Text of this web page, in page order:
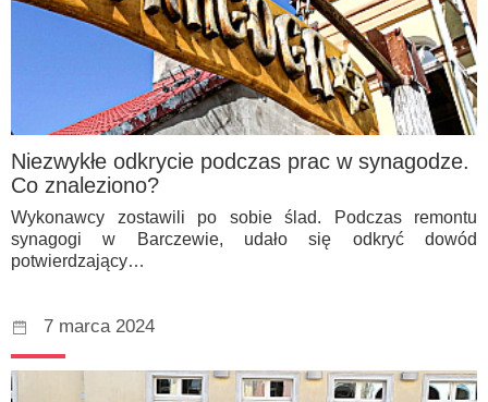
Niezwykłe odkrycie podczas prac w synagodze.
Co znaleziono?
Wykonawcy zostawili po sobie ślad. Podczas remontu
synagogi w Barczewie, udało się odkryć dowód
potwierdzający…
7 marca 2024